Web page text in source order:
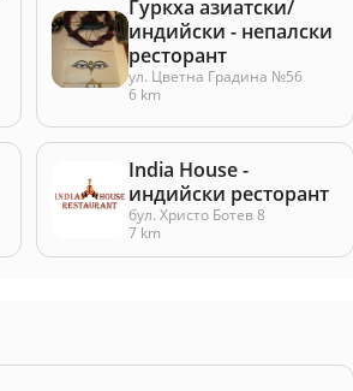
Гуркха азиатски/
индийски - непалски
ресторант
ул. Цветна Градина №56
6 km
India House -
индийски ресторант
бул. Христо Ботев 8
7 km